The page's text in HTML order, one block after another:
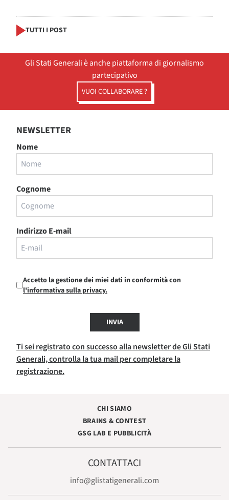
TUTTI I POST
Gli Stati Generali è anche piattaforma di giornalismo
partecipativo
VUOI COLLABORARE ?
NEWSLETTER
Nome
Cognome
Indirizzo E-mail
Accetto la gestione dei miei dati in conformità con
l'informativa sulla privacy.
INVIA
Ti sei registrato con successo alla newsletter de Gli Stati
Generali, controlla la tua mail per completare la
registrazione.
CHI SIAMO
BRAINS & CONTEST
GSG LAB E PUBBLICITÀ
CONTATTACI
info@glistatigenerali.com